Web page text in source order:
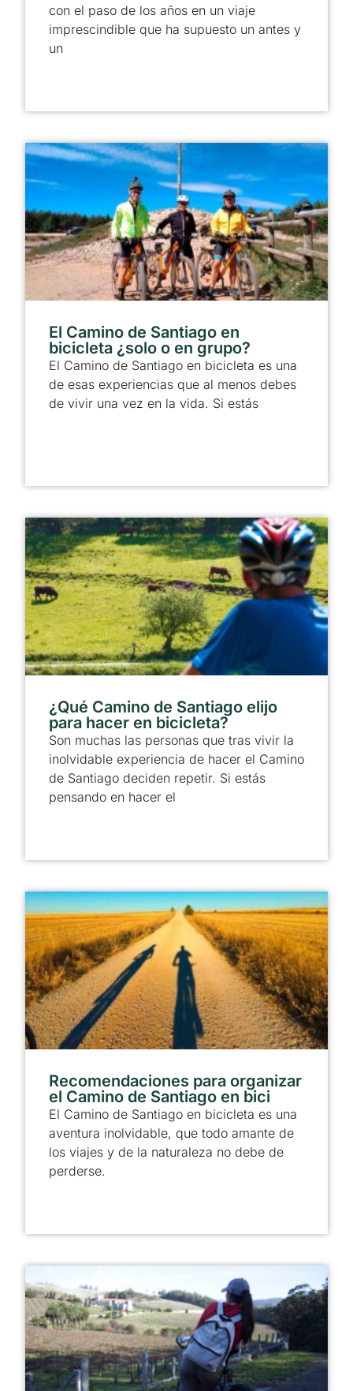
con el paso de los años en un viaje
imprescindible que ha supuesto un antes y
un
El Camino de Santiago en
bicicleta ¿solo o en grupo?
El Camino de Santiago en bicicleta es una
de esas experiencias que al menos debes
de vivir una vez en la vida. Si estás
¿Qué Camino de Santiago elijo
para hacer en bicicleta?
Son muchas las personas que tras vivir la
inolvidable experiencia de hacer el Camino
de Santiago deciden repetir. Si estás
pensando en hacer el
Recomendaciones para organizar
el Camino de Santiago en bici
El Camino de Santiago en bicicleta es una
aventura inolvidable, que todo amante de
los viajes y de la naturaleza no debe de
perderse.